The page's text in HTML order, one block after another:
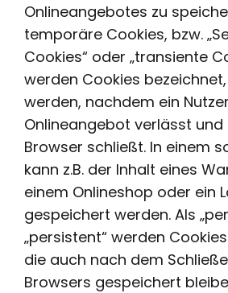
Onlineangebotes zu
temporäre Cookies, bzw.
Cookies“ oder „transiente
werden Cookies
werden, nachdem ein
Onlineangebot verlässt und
Browser schließt. In einem
kann z.B. der Inhalt eines
einem Onlineshop oder ein
gespeichert werden. Als
„persistent“ werden
die auch nach dem
Browsers gespeichert